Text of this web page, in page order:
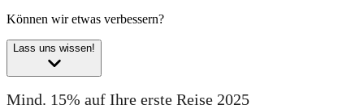
Können wir etwas verbessern?
Lass uns wissen!
Mind. 15% auf Ihre erste Reise 2025